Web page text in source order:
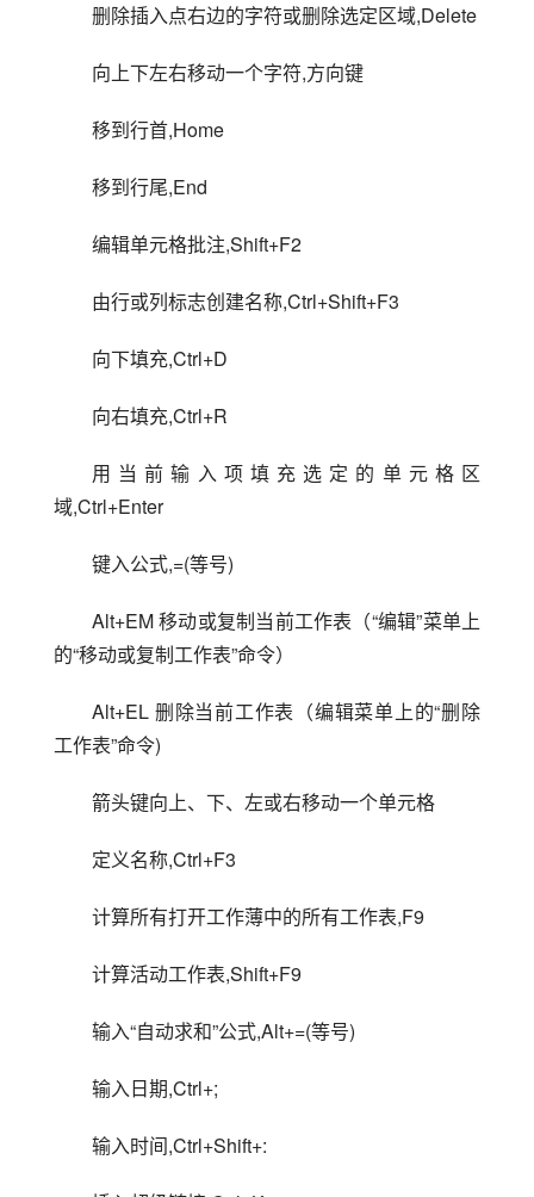
删除插入点右边的字符或删除选定区域,Delete
向上下左右移动一个字符,方向键
移到行首,Home
移到行尾,End
编辑单元格批注,Shift+F2
由行或列标志创建名称,Ctrl+Shift+F3
向下填充,Ctrl+D
向右填充,Ctrl+R
用当前输入项填充选定的单元格区
域,Ctrl+Enter
键入公式,=(等号)
Alt+EM 移动或复制当前工作表（“编辑”菜单上
的“移动或复制工作表”命令）
Alt+EL 删除当前工作表（编辑菜单上的“删除
工作表”命令)
箭头键向上、下、左或右移动一个单元格
定义名称,Ctrl+F3
计算所有打开工作薄中的所有工作表,F9
计算活动工作表,Shift+F9
输入“自动求和”公式,Alt+=(等号)
输入日期,Ctrl+;
输入时间,Ctrl+Shift+: